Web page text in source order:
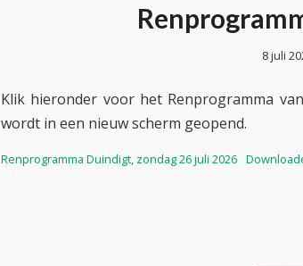
8 juli
Klik hieronder voor het Renprogramma
wordt in een nieuw scherm geopend.
Renprogramma Duindigt, zondag 26 juli 2026